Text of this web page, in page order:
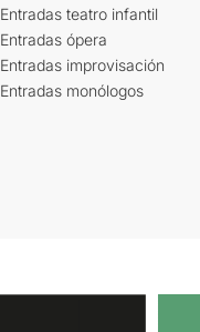
Entradas teatro infantil
Entradas ópera
Entradas improvisación
Entradas monólogos